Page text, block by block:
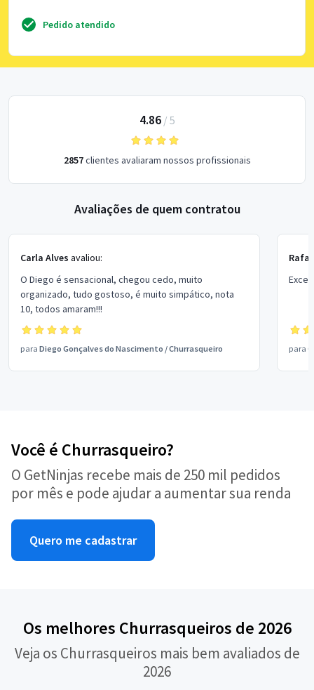
Pedido atendido
4.86/ 5
2857clientes avaliaram nossos profissionais
Avaliações de quem contratou
Carla Alves avaliou:
O Diego é sensacional, chegou cedo, muito
organizado, tudo gostoso, é muito simpático, nota
10, todos amaram!!!
para Diego Gonçalves do Nascimento /Churrasqueiro para
Você é Churrasqueiro?
O GetNinjas recebe mais de 250 mil pedidos
por mês e pode ajudar a aumentar sua renda
Quero me cadastrar
Os melhores Churrasqueiros de 2026
Veja os Churrasqueiros mais bem avaliados de
2026